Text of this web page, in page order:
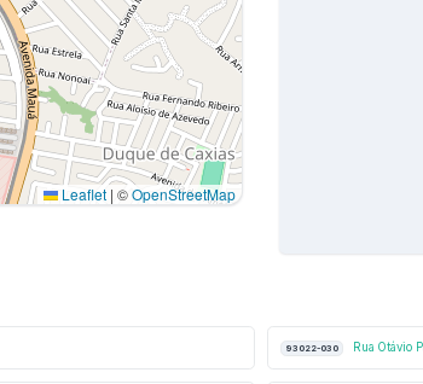
Leaflet | ©OpenStreetMap
93022-030 Rua Otávio